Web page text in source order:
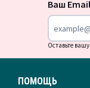
Ваш Email
Оставьте
ПОМОЩЬ